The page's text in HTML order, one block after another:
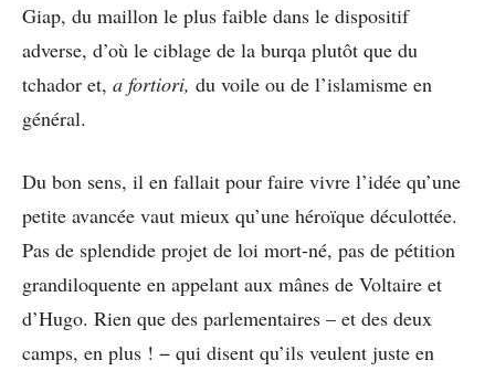
Giap, du maillon le plus faible dans le dispositif
adverse, d’où le ciblage de la burqa plutôt que du
tchador et, a fortiori, du voile ou de l’islamisme en
général.
Du bon sens, il en fallait pour faire vivre l’idée qu’une
petite avancée vaut mieux qu’une héroïque déculottée.
Pas de splendide projet de loi mort-né, pas de pétition
grandiloquente en appelant aux mânes de Voltaire et
d’Hugo. Rien que des parlementaires – et des deux
camps, en plus ! − qui disent qu’ils veulent juste en